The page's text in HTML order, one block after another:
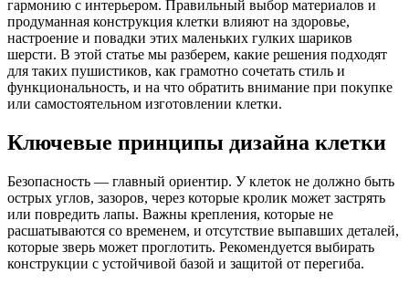
гармонию с интерьером. Правильный выбор материалов и
продуманная конструкция клетки влияют на здоровье,
настроение и повадки этих маленьких гулких шариков
шерсти. В этой статье мы разберем, какие решения подходят
для таких пушистиков, как грамотно сочетать стиль и
функциональность, и на что обратить внимание при покупке
или самостоятельном изготовлении клетки.
Ключевые принципы дизайна клетки
Безопасность — главный ориентир. У клеток не должно быть
острых углов, зазоров, через которые кролик может застрять
или повредить лапы. Важны крепления, которые не
расшатываются со временем, и отсутствие выпавших деталей,
которые зверь может проглотить. Рекомендуется выбирать
конструкции с устойчивой базой и защитой от перегиба.